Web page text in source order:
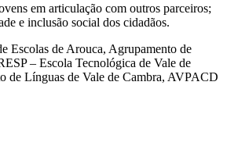
em articulação com outros parceiros;
e inclusão social dos cidadãos.
Escolas de Arouca, Agrupamento de
– Escola Tecnológica de Vale de
de Línguas de Vale de Cambra, AVPACD